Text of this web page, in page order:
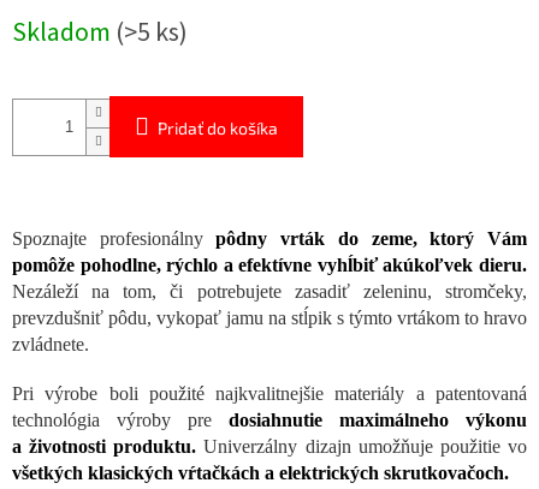
cena:
Skladom (>5 ks)
Pridať do košíka
Spoznajte profesionálnypôdny vrták do zeme, ktorý Vám
pomôže pohodlne, rýchlo a efektívne vyhĺbiť akúkoľvek dieru.
Nezáleží na tom, či potrebujete zasadiť zeleninu, stromčeky,
prevzdušniť pôdu, vykopať jamu na stĺpik s týmto vrtákom to hravo
zvládnete.
Pri výrobe boli použité najkvalitnejšie materiály a patentovaná
technológia výroby pre dosiahnutie maximálneho výkonu
a životnosti produktu. Univerzálny dizajn umožňuje použitie vo
všetkých klasických vŕtačkách a elektrických skrutkovačoch.